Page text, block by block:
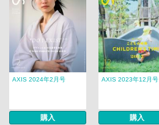
AXIS 2024年2月号
購入
AXIS 2023年12月号
購入